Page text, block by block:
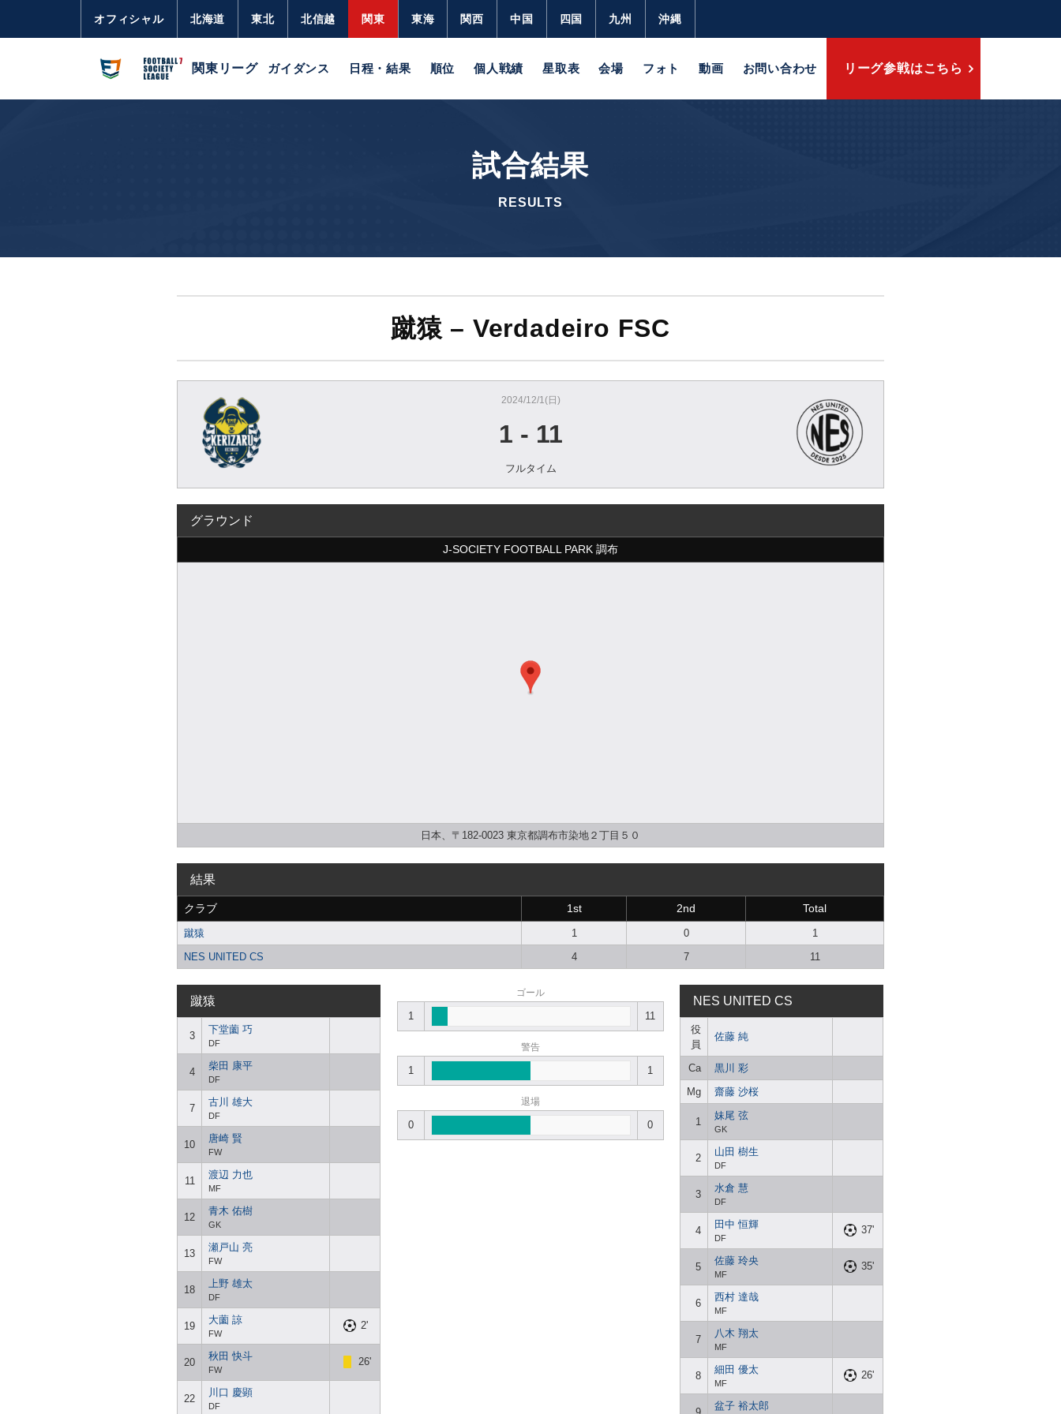
オフィシャル 北海道 東北 北信越 関東 東海 関西 中国 四国 九州 沖縄
関東リーグ ガイダンス 日程・結果 順位 個人戦績 星取表 会場 フォト 動画 お問い合わせ リーグ参戦はこちら
試合結果
RESULTS
蹴猿 – Verdadeiro FSC
2024/12/1(日)
1 - 11
フルタイム
グラウンド
J-SOCIETY FOOTBALL PARK 調布
日本、〒182-0023 東京都調布市染地２丁目５０
結果
クラブ 1st 2nd Total
蹴猿 1 0
1
NES UNITED CS
4 7 11
蹴猿
3
下堂薗 巧
DF
4
柴田 康平
DF
7
古川 雄大
DF
10
唐崎 賢
FW
11
渡辺 力也
MF
12
青木 佑樹
GK
13
瀬戸山 亮
FW
18
上野 雄太
DF
19
大薗 諒
FW
2'
20
秋田 快斗
FW
26'
22
川口 慶顕
DF
NES UNITED CS
役
員
佐藤 純
Ca
黒川 彩
Mg
齋藤 沙桜
1
妹尾 弦
GK
2
山田 樹生
DF
3
水倉 慧
DF
4
田中 恒輝
DF
37'
5
佐藤 玲央
MF
35'
6
西村 達哉
MF
7
八木 翔太
MF
8
細田 優太
MF
26'
盆子 裕太郎
ゴール
1 11
警告
1 1
退場
0 0